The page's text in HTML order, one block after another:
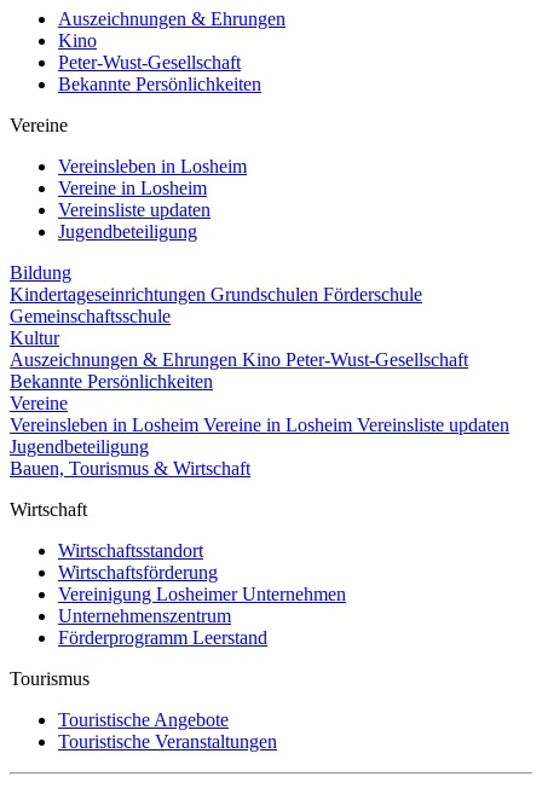
Auszeichnungen & Ehrungen
Kino
Peter-Wust-Gesellschaft
Bekannte Persönlichkeiten
Vereine
Vereinsleben in Losheim
Vereine in Losheim
Vereinsliste updaten
Jugendbeteiligung
Bildung
Kindertageseinrichtungen Grundschulen Förderschule
Gemeinschaftsschule
Kultur
Auszeichnungen & Ehrungen Kino Peter-Wust-Gesellschaft
Bekannte Persönlichkeiten
Vereine
Vereinsleben in Losheim Vereine in Losheim Vereinsliste updaten
Jugendbeteiligung
Bauen, Tourismus & Wirtschaft
Wirtschaft
Wirtschaftsstandort
Wirtschaftsförderung
Vereinigung Losheimer Unternehmen
Unternehmenszentrum
Förderprogramm Leerstand
Tourismus
Touristische Angebote
Touristische Veranstaltungen